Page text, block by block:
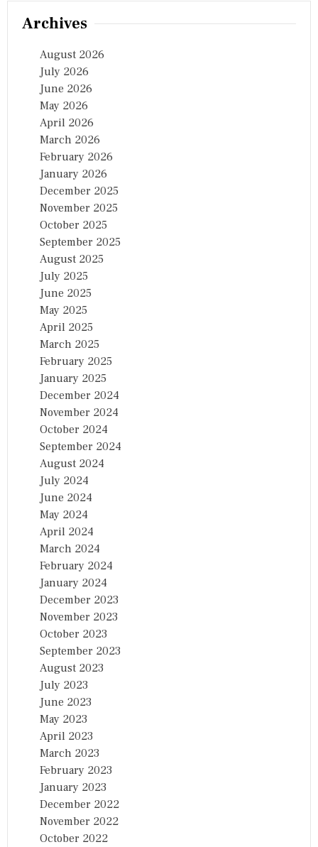
R
Archives
August 2026
July 2026
June 2026
May 2026
April 2026
March 2026
February 2026
January 2026
December 2025
November 2025
October 2025
September 2025
August 2025
July 2025
June 2025
May 2025
April 2025
March 2025
February 2025
January 2025
December 2024
November 2024
October 2024
September 2024
August 2024
July 2024
June 2024
May 2024
April 2024
March 2024
February 2024
January 2024
December 2023
November 2023
October 2023
September 2023
August 2023
July 2023
June 2023
May 2023
April 2023
March 2023
February 2023
January 2023
December 2022
November 2022
October 2022